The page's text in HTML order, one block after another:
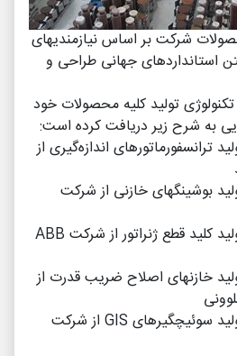
شرکت بر اساس نیازمندی­های
استانداردهای جهانی طراحی و
تولید کلیه محصولات خود
به شرح زیر دریافت کرده است:
ترانسفورماتورهای اندازه­‌گیری از
بوشینگ­های خازنی از شرکت
انتقال تکنولوژی تولید کلید قطع ژنراتور از شرکت ABB
خازن­های اصلاح ضریب قدرت از
انتقال تکنولوژی تولید سوئیچگیرهای GIS از شرکت